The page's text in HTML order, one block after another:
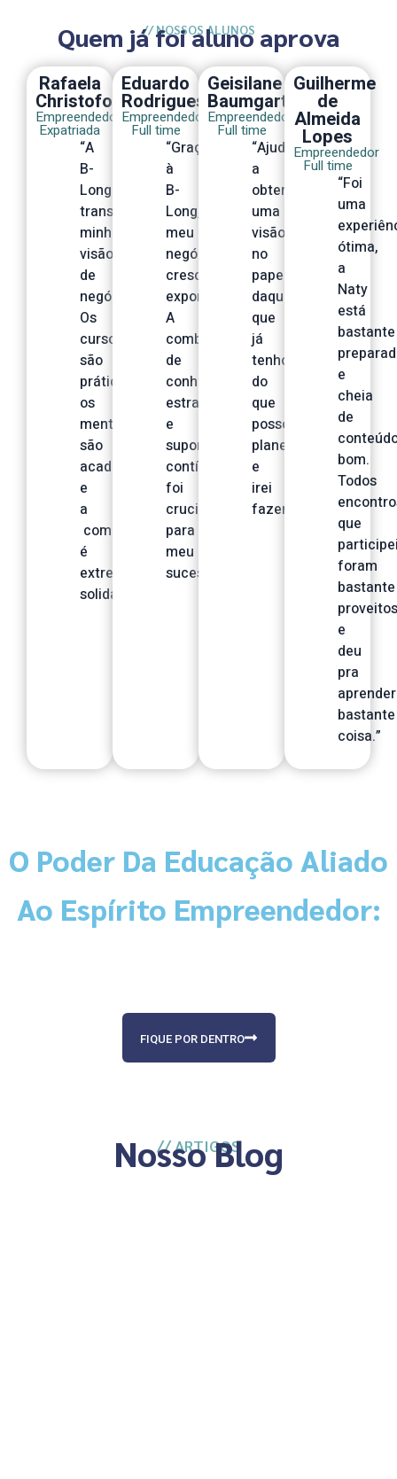
// NOSSOS ALUNOS
Quem já foi aluno aprova
Rafaela
Christoforo
Empreendedora
Expatriada
“A
B-
Long
transforma
minha
visão
de
negócios.
Os
cursos
são
práticos,
os
mentores
são
acadêmicos
e
a
comunidade
é
extremamente
solidária.”
Eduardo
Rodrigues
“Graças
à
B-
Long,
meu
negócio
cresceu
exponencialmente.
A
combinação
de
conhecimento
estratégico
e
suporte
contínuo
foi
crucial
para
meu
sucesso.”
Empreendedora
Full time
Geisilane
Baumgartner
“Ajudou
a
obter
uma
visão
no
papel
daquilo
que
já
tenho,
do
que
posso
planejar
e
irei
fazer.”
Empreendedor
Full time
Guilherme
de
Almeida
Lopes
“Foi
uma
ótima,
a
Naty
está
bastante
e
cheia
de
bom.
Todos
que
foram
bastante
e
deu
pra
aprender
bastante
coisa.”
Empreendedor
Full time
O Poder Da Educação Aliado
Ao Espírito Empreendedor:
FIQUE POR DENTRO
// ARTIGOS
Nosso Blog